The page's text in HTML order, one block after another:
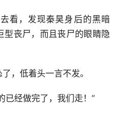
看，发现秦昊身后的黑暗
型丧尸，而且丧尸的眼睛隐
，低着头一言不发。
已经做完了，我们走！”